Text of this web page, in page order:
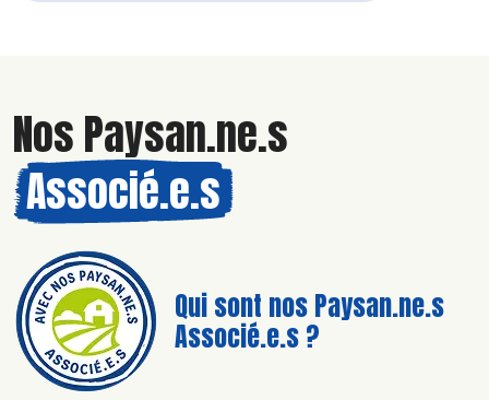
Nos Paysan.ne.s
Associé.e.s
Qui sont nos Paysan.ne.s
Associé.e.s ?